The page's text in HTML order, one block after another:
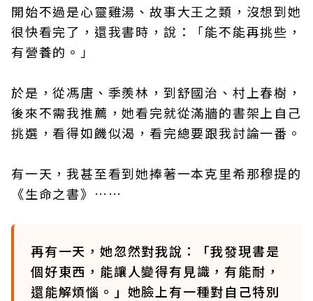
開始不過是心靈雞湯、故事大王之類，沒想到她
很快看完了，還我書時，說：「能不能再挑些，
有營養的。」
於是，從馮唐、季羨林，到舒國治、村上春樹，
後來不需我推薦，她看完就從滿牆的書架上自己
挑選，看得如饑似渴，看完總要跟我討論一番。
有一天，我甚至看到她捧著一本克里希那穆提的
《生命之書》……
再有一天，她忽然對我說：「我發現書是
個好東西，能讓人變得有見識，有能耐，
還能解煩惱。」她臉上有一種對自己特別